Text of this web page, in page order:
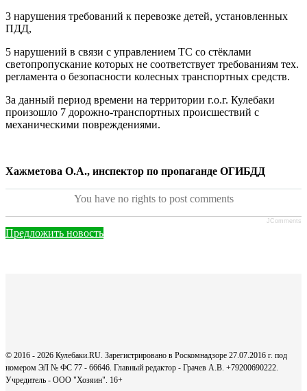
3 нарушения требований к перевозке детей, установленных
ПДД,
5 нарушений в связи с управлением ТС со стёклами
светопропускание которых не соответствует требованиям тех.
регламента о безопасности колесных транспортных средств.
За данный период времени на территории г.о.г. Кулебаки
произошло 7 дорожно-транспортных происшествий с
механическими повреждениями.
Хажметова О.А., инспектор по пропаганде ОГИБДД
You have no rights to post comments
JComments
Предложить новость
© 2016 - 2026 Кулебаки.RU. Зарегистрировано в Роскомнадзоре 27.07.2016 г. под
номером ЭЛ № ФС 77 - 66646. Главный редактор - Грачев А.В. +79200690222.
Учредитель - ООО "Хозяин". 16+